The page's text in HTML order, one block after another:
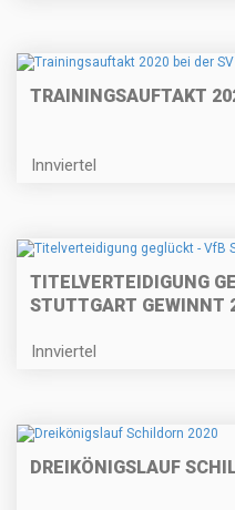
TRAININGSAUFTAKT
Innviertel
TITELVERTEIDIGUNG
STUTTGART GEWINNT
Innviertel
DREIKÖNIGSLAUF